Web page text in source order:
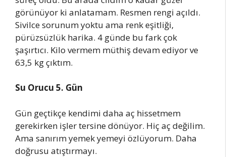
görünüyor ki anlatamam. Resmen rengi açıldı.
Sivilce sorunum yoktu ama renk eşitliği,
pürüzsüzlük harika. 4 günde bu fark çok
şaşırtıcı. Kilo vermem müthiş devam ediyor ve
63,5 kg çıktım.
Su Orucu 5. Gün
Gün geçtikçe kendimi daha aç hissetmem
gerekirken işler tersine dönüyor. Hiç aç değilim.
Ama sanırım yemek yemeyi özlüyorum. Daha
doğrusu atıştırmayı.